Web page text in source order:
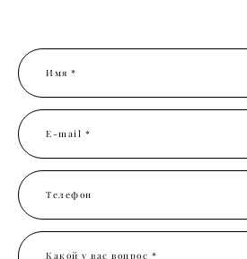
Имя *
E-mail *
Телефон
Какой у вас вопрос *